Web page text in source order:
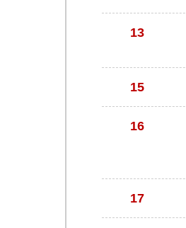
13
15
16
17